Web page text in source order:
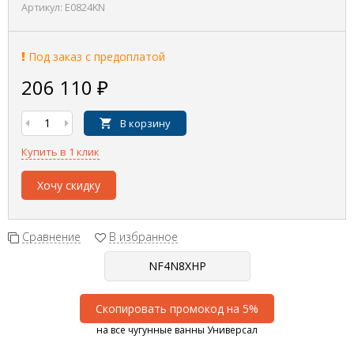
Артикул: E0824KN
Под заказ с предоплатой
206 110 ₽
В корзину
Купить в 1 клик
Хочу скидку
Сравнение В избранное
Скопировать промокод на 5%
на все чугунные ванны Универсал